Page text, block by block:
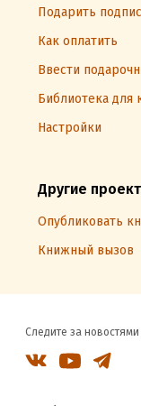
Подарить
Как оплатить
Ввести
Библиотека для
Настройки
Другие
Опубликовать
Книжный вызов
Следите за новостями